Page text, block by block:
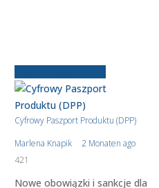
Cyfrowy Paszport Produktu (DPP)
Marlena Knapik
2 Monaten ago
421
Nowe obowiązki i sankcje dla